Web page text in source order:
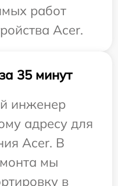
работ
Acer.
35 минут
инженер
адресу для
Acer. В
мы
в